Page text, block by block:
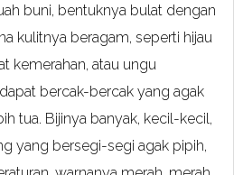
buni, bentuknya bulat dengan
kulitnya beragam, seperti hijau
kemerahan, atau ungu
bercak-bercak yang agak
tua. Bijinya banyak, kecil-kecil,
yang bersegi-segi agak pipih,